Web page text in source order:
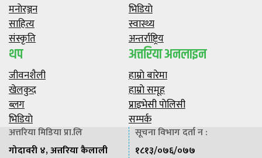
मनाेरञ्जन
साहित्य
संस्कृति
भिडियाे
स्वास्थ्य
अन्तर्राष्ट्रिय
थप
जीवनशैली
खेलकुद
ब्लग
भिडियाे
अत्तरिया अनलाइन
हाम्राे बारेमा
हाम्राे समूह
प्राइभेसी पाेलिसी
सम्पर्क
अत्तरिया मिडिया प्रा.लि
गोदावरी ४, अत्तरिया कैलाली
सूचना विभाग दर्ता न :
१८१३/०७६/०७७